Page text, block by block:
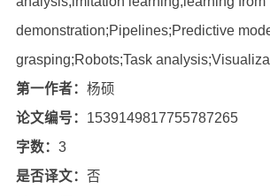
demonstration;Pipelines;Predictive
grasping;Robots;Task
第一作者： 杨硕
论文编号： 1539149817755787265
字数： 3
是否译文： 否